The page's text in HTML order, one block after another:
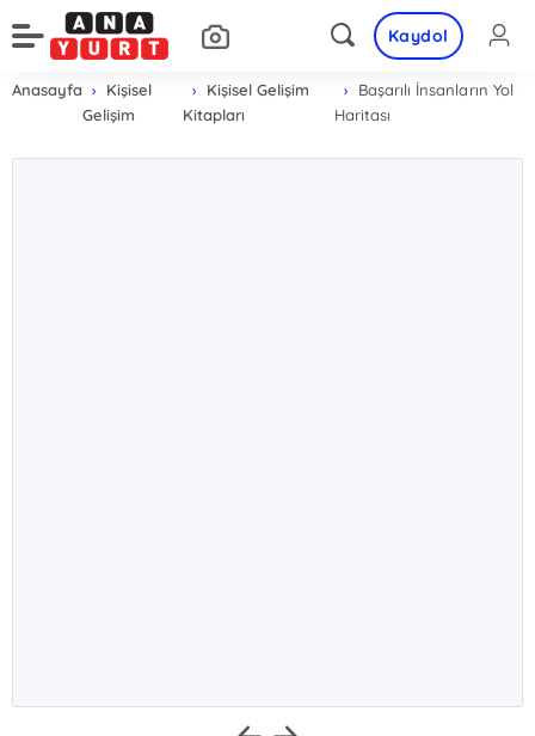
Kaydol
Anasayfa
Kişisel
Gelişim
Kişisel Gelişim
Kitapları
Başarılı İnsanların Yol
Haritası